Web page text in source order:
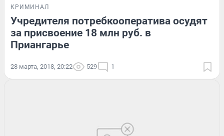
КРИМИНАЛ
Учредителя потребкооператива осудят
за присвоение 18 млн руб. в
Приангарье
28 марта, 2018, 20:22 529 1